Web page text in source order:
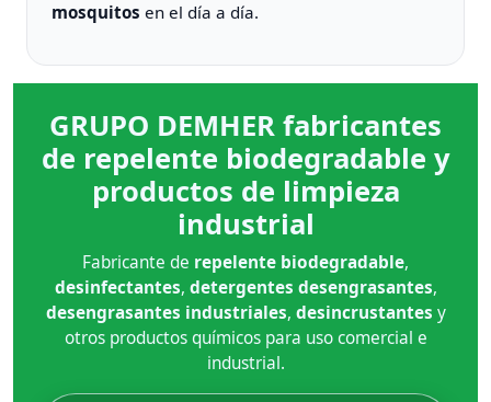
mosquitos en el día a día.
GRUPO DEMHER fabricantes
de repelente biodegradable y
productos de limpieza
industrial
Fabricante de repelente biodegradable,
desinfectantes, detergentes desengrasantes,
desengrasantes industriales, desincrustantes y
otros productos químicos para uso comercial e
industrial.